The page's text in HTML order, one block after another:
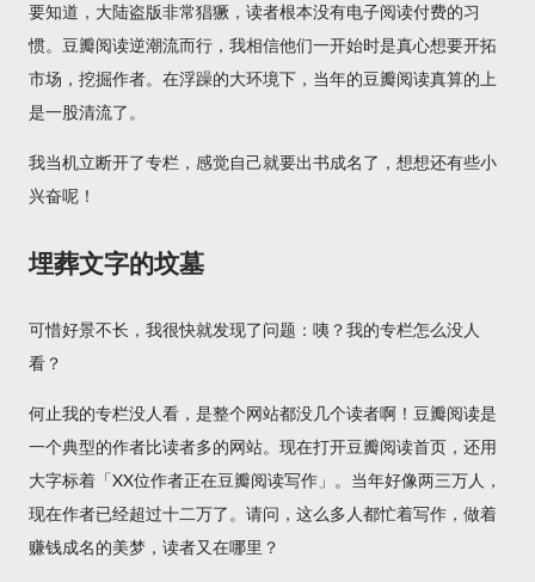
要知道，大陆盗版非常猖獗，读者根本没有电子阅读付费的习
惯。豆瓣阅读逆潮流而行，我相信他们一开始时是真心想要开拓
市场，挖掘作者。在浮躁的大环境下，当年的豆瓣阅读真算的上
是一股清流了。
我当机立断开了专栏，感觉自己就要出书成名了，想想还有些小
兴奋呢！
埋葬文字的坟墓
可惜好景不长，我很快就发现了问题：咦？我的专栏怎么没人
看？
何止我的专栏没人看，是整个网站都没几个读者啊！豆瓣阅读是
一个典型的作者比读者多的网站。现在打开豆瓣阅读首页，还用
大字标着「XX位作者正在豆瓣阅读写作」。当年好像两三万人，
现在作者已经超过十二万了。请问，这么多人都忙着写作，做着
赚钱成名的美梦，读者又在哪里？